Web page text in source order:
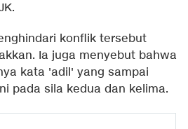
konflik tersebut
Ia juga menyebut bahwa
kata 'adil' yang sampai
pada sila kedua dan kelima.